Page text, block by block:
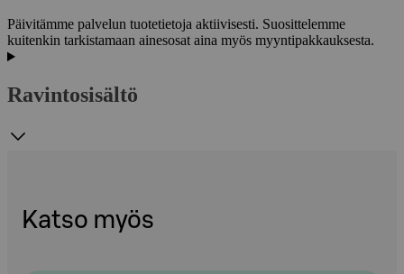
Päivitämme palvelun tuotetietoja aktiivisesti. Suosittelemme
kuitenkin tarkistamaan ainesosat aina myös myyntipakkauksesta.
Ravintosisältö
Katso myös